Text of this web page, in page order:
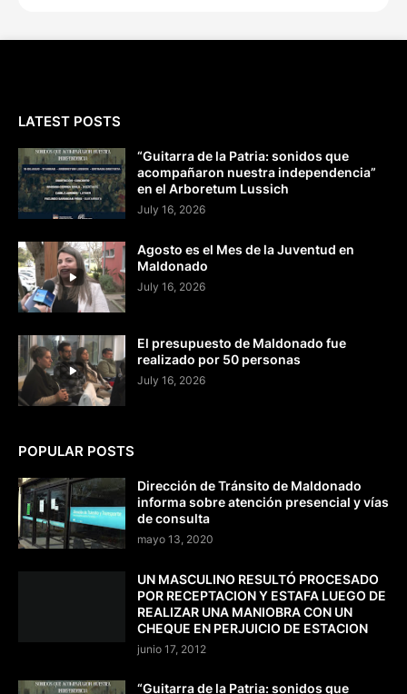
LATEST POSTS
“Guitarra de la Patria: sonidos que
acompañaron nuestra independencia”
en el Arboretum Lussich
July 16, 2026
Agosto es el Mes de la Juventud en
Maldonado
July 16, 2026
El presupuesto de Maldonado fue
realizado por 50 personas
July 16, 2026
POPULAR POSTS
Dirección de Tránsito de Maldonado
informa sobre atención presencial y vías
de consulta
mayo 13, 2020
UN MASCULINO RESULTÓ PROCESADO
POR RECEPTACION Y ESTAFA LUEGO DE
REALIZAR UNA MANIOBRA CON UN
CHEQUE EN PERJUICIO DE ESTACION
junio 17, 2012
“Guitarra de la Patria: sonidos que